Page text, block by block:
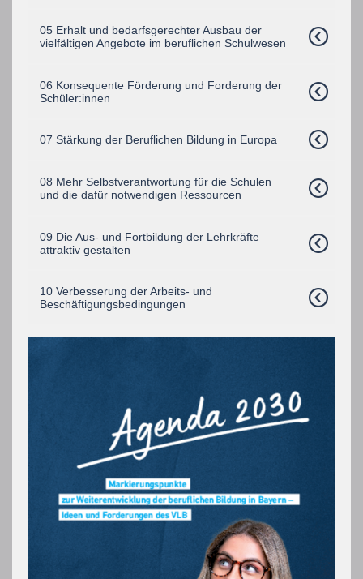
05 Erhalt und bedarfsgerechter Ausbau der
vielfältigen Angebote im beruflichen Schulwesen
06 Konsequente Förderung und Forderung der
Schüler:innen
07 Stärkung der Beruflichen Bildung in Europa
08 Mehr Selbstverantwortung für die Schulen
und die dafür notwendigen Ressourcen
09 Die Aus- und Fortbildung der Lehrkräfte
attraktiv gestalten
10 Verbesserung der Arbeits- und
Beschäftigungsbedingungen